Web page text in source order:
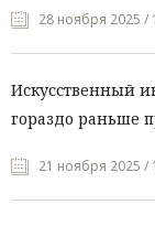
28 ноября 2025 /
Искусственный
гораздо раньше
21 ноября 2025 /